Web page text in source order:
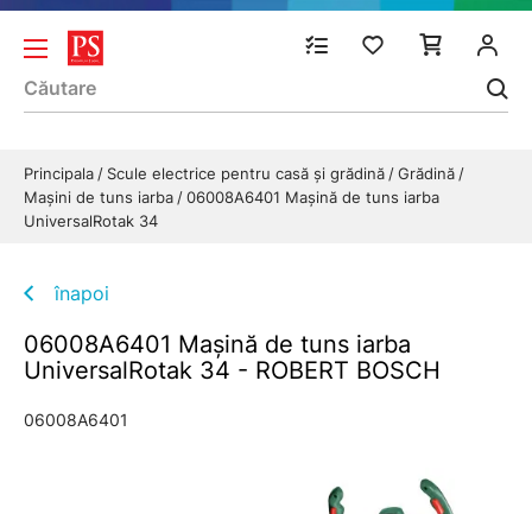
Principala Scule electrice pentru casă și grădină
Grădină
Maşini de tuns iarba
06008A6401 Maşină de tuns iarba
UniversalRotak 34
înapoi
06008A6401 Maşină de tuns iarba
UniversalRotak 34 - ROBERT BOSCH
06008A6401